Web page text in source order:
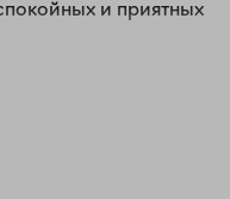
и приятных
не будет